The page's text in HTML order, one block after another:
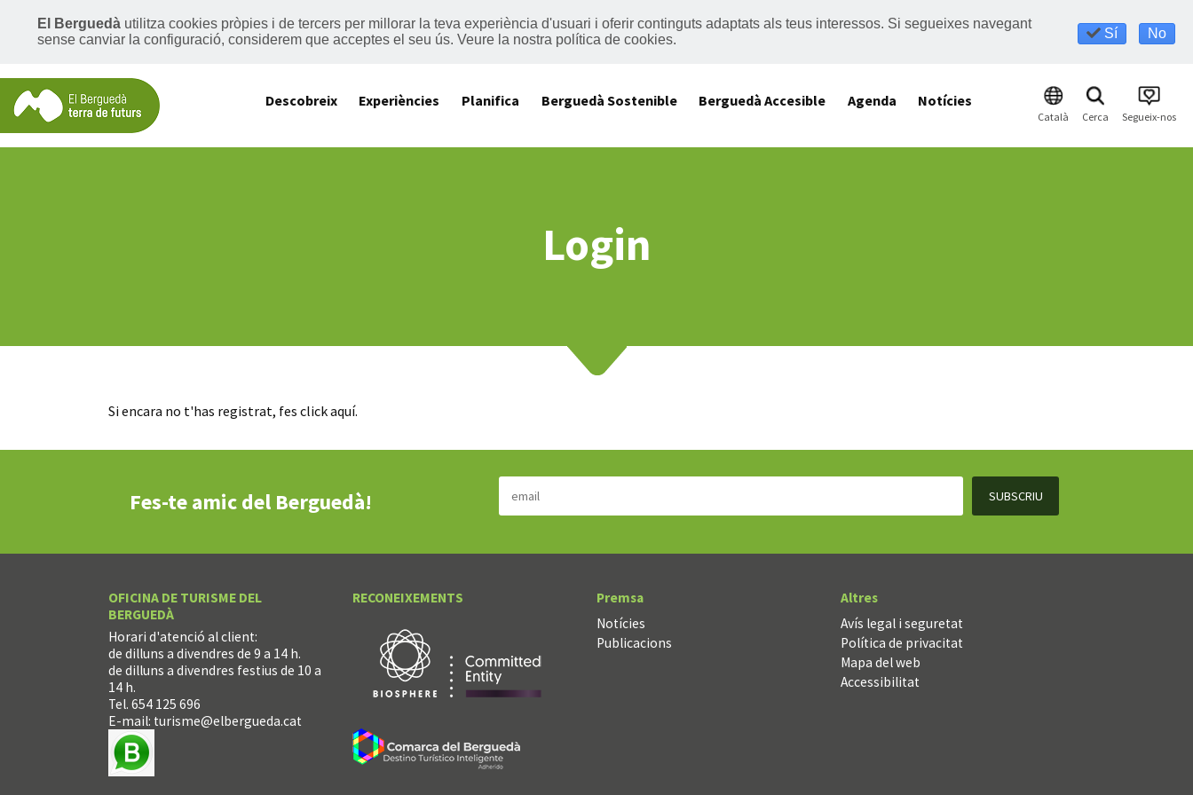
Sí No
El Berguedà utilitza cookies pròpies i de tercers per millorar la teva experiència d'usuari i oferir continguts adaptats als teus interessos. Si segueixes navegant
sense canviar la configuració, considerem que acceptes el seu ús. Veure la nostra política de cookies.
Català Cerca Segueix-nos
Descobreix Experiències Planifica Berguedà Sostenible Berguedà Accesible Agenda Notícies
Login
Si encara no t'has registrat, fes click aquí.
Fes-te amic del Berguedà!
OFICINA DE TURISME DEL
BERGUEDÀ
Horari d'atenció al client:
de dilluns a divendres de 9 a 14 h.
de dilluns a divendres festius de 10 a
14 h.
Tel. 654 125 696
E-mail: turisme@elbergueda.cat
RECONEIXEMENTS
Premsa
Notícies
Publicacions
Altres
Avís legal i seguretat
Política de privacitat
Mapa del web
Accessibilitat